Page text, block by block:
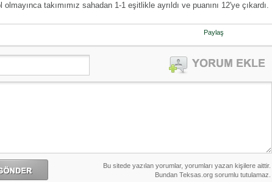
takımımız sahadan 1-1 eşitlikle ayrıldı ve puanını 12'ye çıkardı.
Paylaş